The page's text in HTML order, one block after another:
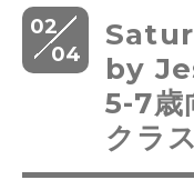
02
04
by
5-7歳
クラ